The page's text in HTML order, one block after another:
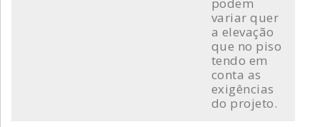
variar quer
a elevação
que no piso
tendo em
conta as
exigências
do projeto.